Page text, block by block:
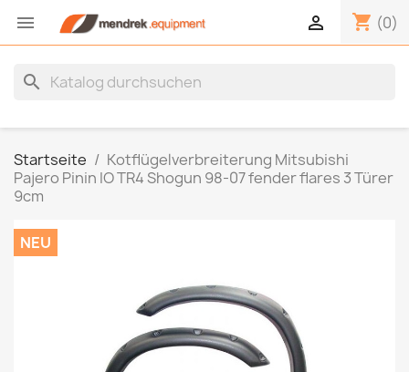
 shopping_cart (0)

search
Startseite
Kotflügelverbreiterung Mitsubishi
Pajero Pinin IO TR4 Shogun 98-07 fender flares 3 Türer
9cm
NEU